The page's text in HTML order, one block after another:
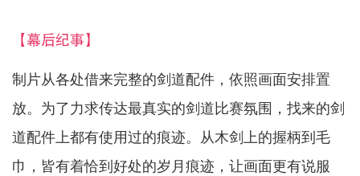
【幕后纪事】
制片从各处借来完整的剑道配件，依照画面安排置
放。为了力求传达最真实的剑道比赛氛围，找来的剑
道配件上都有使用过的痕迹。从木剑上的握柄到毛
巾，皆有着恰到好处的岁月痕迹，让画面更有说服